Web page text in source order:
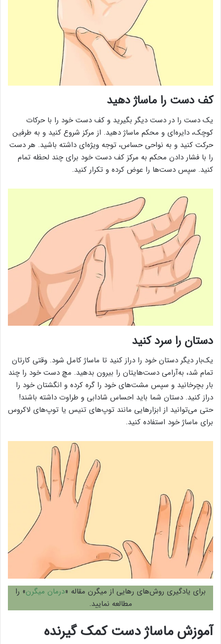
کف دست را ماساژ دهید
یک دست را در دست دیگر بگیرید و کف دست خود را با حرکات
کوچک، دایره‌ای و محکم ماساژ دهید. از مرکز شروع کنید و به طرفین
حرکت کنید و به نواحی حساس، توجه ویژه‌ای داشته باشید. هر دست
را با فشار دادن محکم به مرکز کف دست خود برای چند لحظه تمام
کنید. سپس دست‌ها را عوض کرده و تکرار کنید.
دستان را سرد کنید
یک‌بار دیگر دستان خود را دراز کنید تا ماساژ کامل شود. وقتی کارتان
تمام شد، به‌آرامی دست‌هایتان را بیرون بدهید. مچ دست خود را چند
بار بچرخانید و سپس مشت‌های خود را گره کرده و انگشتان خود را
دراز کنید. دستان شما باید احساس شادابی و طراوت داشته باشند!
حتی می‌توانید از ابزارهایی مانند توپ‌های تنیس یا توپ‌های لاکروس
برای ماساژ خود استفاده کنید.
برای یادگیری روش‌های رهایی از میگرن مقاله «درمان میگرن» را
مطالعه نمایید.
آموزش ماساژ دست کمک گیرنده